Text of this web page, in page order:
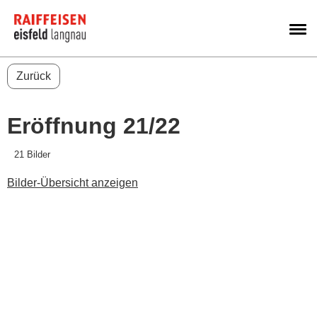
Zurück
Eröffnung 21/22
21 Bilder
Bilder-Übersicht anzeigen